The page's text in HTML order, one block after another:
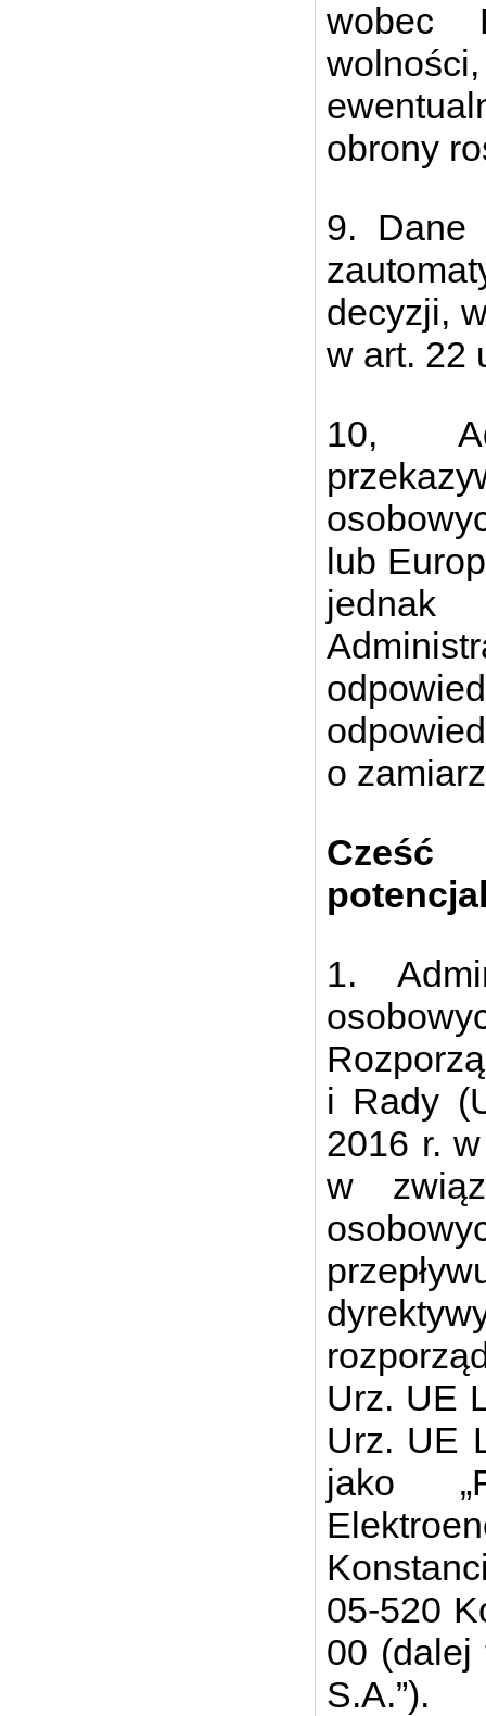
wobec
obrony
9. Dane
decyzji,
w art. 22
10,
lub
jednak
o
1.
i Rady
2016 r.
w
Urz. UE
Urz. UE
jako
05-520
00 (dalej
S.A.”).